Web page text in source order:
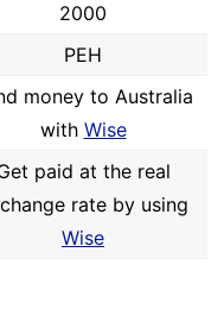
2000
PEH
money to Australia
with Wise
paid at the real
rate by using
Wise